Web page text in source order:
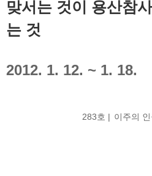
맞서는 것이 용산참
는 것
2012. 1. 12. ~ 1. 18.
283호 이주의